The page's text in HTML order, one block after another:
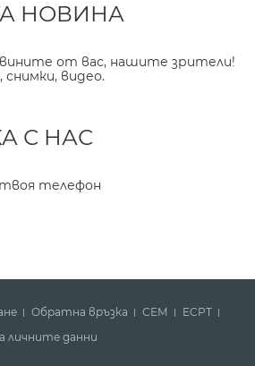
НОВИНА
от вас, нашите зрители!
видео.
С НАС
твоя телефон
Обратна връзка СЕМ
ECPT
личните данни